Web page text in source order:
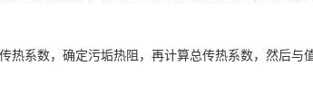
系数，确定污垢热阻，再计算总传热系数，然后与